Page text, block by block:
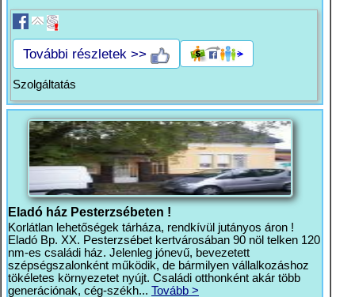
További részletek >>
Szolgáltatás
Eladó ház Pesterzsébeten !
Korlátlan lehetőségek tárháza, rendkívül jutányos áron !
Eladó Bp. XX. Pesterzsébet kertvárosában 90 nöl telken 120
nm-es családi ház. Jelenleg jónevű, bevezetett
szépségszalonként működik, de bármilyen vállalkozáshoz
tökéletes környezetet nyújt. Családi otthonként akár több
generációnak, cég-székh... Tovább >